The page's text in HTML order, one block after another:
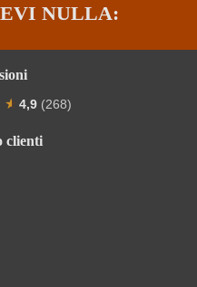
NULLA:
clienti
★
★ 4,9 (268)